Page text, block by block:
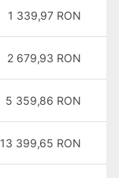
1 339,97 RON
2 679,93 RON
5 359,86 RON
13 399,65 RON